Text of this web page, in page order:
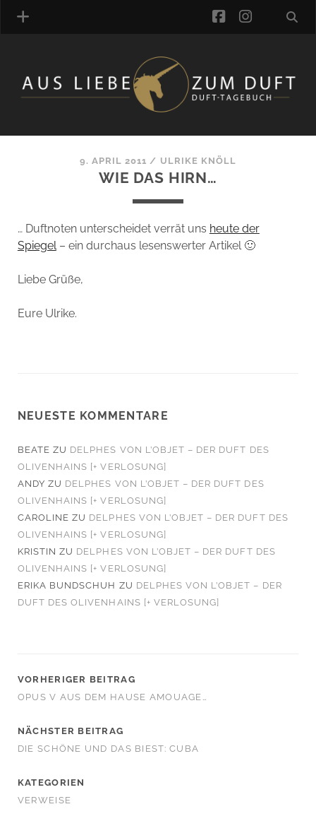
MANUFAKTUREN
DUFTNOTEN
SCHLAGWORTE
LINK-SAMMLUNG
DAS ALZD-TEAM
facebook
9. APRIL 2011 / ULRIKE KNÖLL
WIE DAS HIRN…
… Duftnoten unterscheidet verrät uns heute der
Spiegel– ein durchaus lesenswerter Artikel 🙂
Liebe Grüße,
Eure Ulrike.
NEUESTE KOMMENTARE
BEATE ZU DELPHES VON L’OBJET – DER DUFT DES
OLIVENHAINS [+ VERLOSUNG]
ANDY ZU DELPHES VON L’OBJET – DER DUFT DES
OLIVENHAINS [+ VERLOSUNG]
CAROLINE ZU DELPHES VON L’OBJET – DER DUFT DES
OLIVENHAINS [+ VERLOSUNG]
KRISTIN ZU DELPHES VON L’OBJET – DER DUFT DES
OLIVENHAINS [+ VERLOSUNG]
ERIKA BUNDSCHUH ZU DELPHES VON L’OBJET – DER
DUFT DES OLIVENHAINS [+ VERLOSUNG]
VORHERIGER BEITRAG
OPUS V AUS DEM HAUSE AMOUAGE…
NÄCHSTER BEITRAG
DIE SCHÖNE UND DAS BIEST: CUBA
KATEGORIEN
VERWEISE